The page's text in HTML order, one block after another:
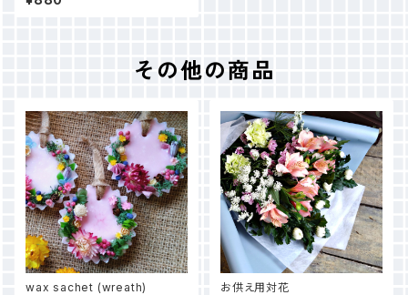
その他の商品
wax sachet (wreath) お供え用対花